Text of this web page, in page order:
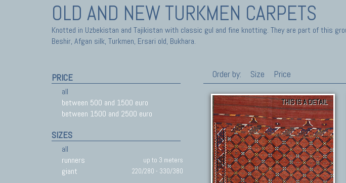
OLD AND NEW TURKMEN CARPETS
Knotted in Uzbekistan and Tajikistan with classic gul and fine knotting. They are part of this
Beshir, Afgan silk, Turkmen, Ersari old, Bukhara.
PRICE
all
between 500 and 1500 euro
between 1500 and 2500 euro
SIZES
all
runners
up to 3 meters
giant 220/280 - 330/380
Order by: Size Price
THIS IS A DETAIL